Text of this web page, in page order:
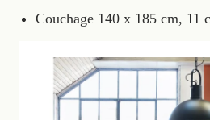
Couchage 140 x 185 cm, 11